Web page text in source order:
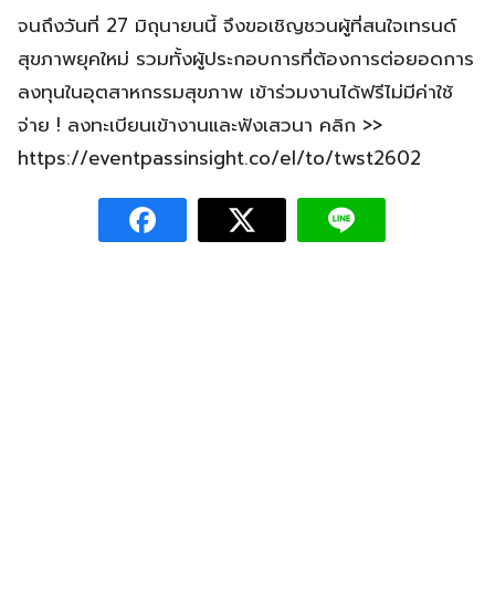
จนถึงวันที่ 27 มิถุนายนนี้ จึงขอเชิญชวนผู้ที่สนใจเทรนด์
สุขภาพยุคใหม่ รวมทั้งผู้ประกอบการที่ต้องการต่อยอดการ
ลงทุนในอุตสาหกรรมสุขภาพ เข้าร่วมงานได้ฟรีไม่มีค่าใช้
จ่าย ! ลงทะเบียนเข้างานและฟังเสวนา คลิก >>
https://eventpassinsight.co/el/to/twst2602